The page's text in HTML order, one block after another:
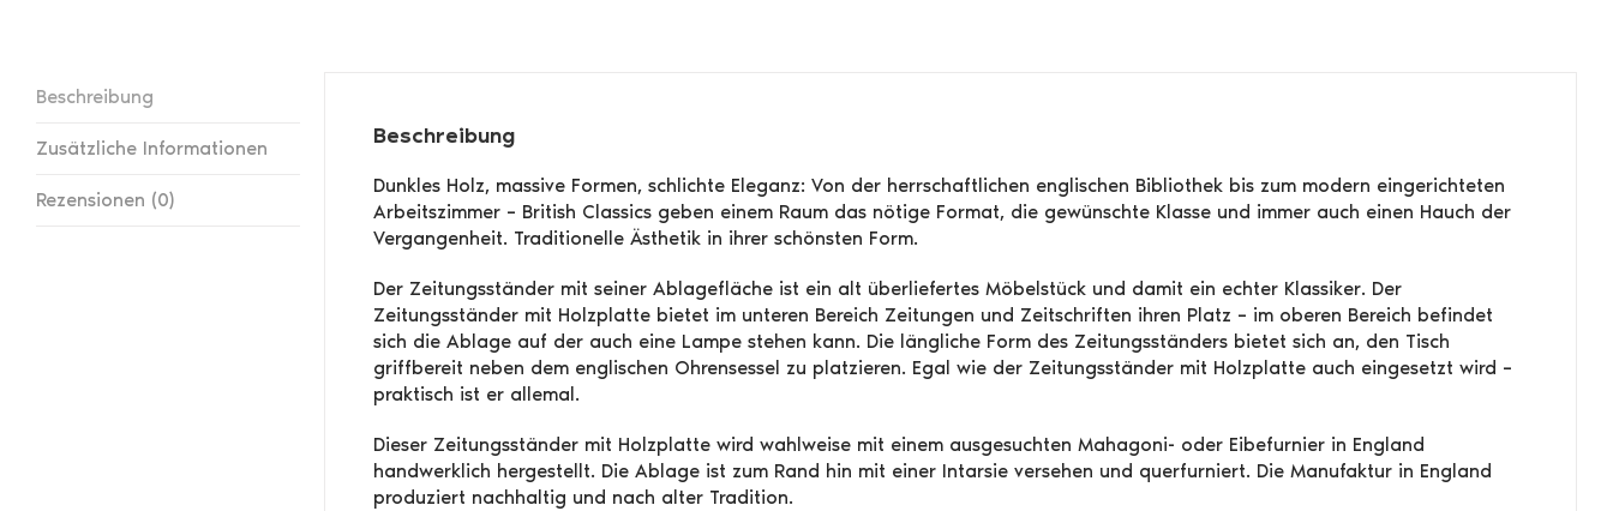
Beschreibung
Zusätzliche Informationen
Rezensionen (0)
Beschreibung
Dunkles Holz, massive Formen, schlichte Eleganz: Von der herrschaftlichen englischen Bibliothek bis zum modern eingerichteten
Arbeitszimmer – British Classics geben einem Raum das nötige Format, die gewünschte Klasse und immer auch einen Hauch der
Vergangenheit. Traditionelle Ästhetik in ihrer schönsten Form.
Der Zeitungsständer mit seiner Ablagefläche ist ein alt überliefertes Möbelstück und damit ein echter Klassiker. Der
Zeitungsständer mit Holzplatte bietet im unteren Bereich Zeitungen und Zeitschriften ihren Platz – im oberen Bereich befindet
sich die Ablage auf der auch eine Lampe stehen kann. Die längliche Form des Zeitungsständers bietet sich an, den Tisch
griffbereit neben dem englischen Ohrensessel zu platzieren. Egal wie der Zeitungsständer mit Holzplatte auch eingesetzt wird –
praktisch ist er allemal.
Dieser Zeitungsständer mit Holzplatte wird wahlweise mit einem ausgesuchten Mahagoni- oder Eibefurnier in England
handwerklich hergestellt. Die Ablage ist zum Rand hin mit einer Intarsie versehen und querfurniert. Die Manufaktur in England
produziert nachhaltig und nach alter Tradition.